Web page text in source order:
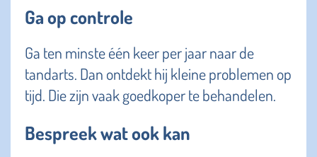
Ga op controle
Ga ten minste één keer per jaar naar de
tandarts. Dan ontdekt hij kleine problemen op
tijd. Die zijn vaak goedkoper te behandelen.
Bespreek wat ook kan